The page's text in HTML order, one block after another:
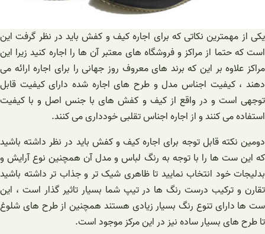
یکی از مهمترین نکاتی که برای اجاره کیف و کفش باید در نظر گرفت این
است که حتما از مراکز و فروشگاه های معتبر آن ها را اجاره کنید زیرا این
مراکز علاوه بر این که برند های معروف روز جهانی را برای اجاره ارائه می
دهند ، کیفیت اجناس مدل و طرح های اجاره شده دارای کیفیت قابل
توجهی است و در واقع از کیف و کفش های با جنس اصل و با کیفیت
استفاده می کنند و از اجاره اجناس تقلبی خودداری می کنند.
دومین نکته قابل توجه برای اجاره کیف و کفش باید در نظر داشته باشید
که این ست ها را با توجه به رنگ لباس و مدل آن همچنین نوع آرایش و
بدلیجات خود انتخاب نمایید تا ظاهری شیک تر و جذاب تر داشته باشید
تقارن و ترکیب درست رنگ ها در تیپ شما بسیار تاثیر گذار است ، این
ست ها دارای تنوع رنگ بسیار زیادی هستند همچنین از طرح های شلوغ
تا طرح های بسیار ساده نیز در این مرکز موجود است.